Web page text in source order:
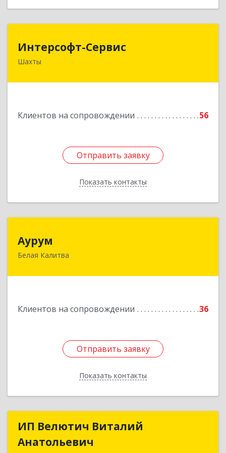
Интерсофт-Сервис
Шахты
Клиентов на сопровождении 56
Отправить заявку
Показать контакты
346480, Ростовская обл, Шахты г, Советская ул,
Отправить заявку
Назад
Аурум
Белая Калитва
Клиентов на сопровождении 36
Отправить заявку
Показать контакты
347044, Ростовская обл, Белокалитвинский р-н,
Отправить заявку
Назад
ИП Велютич Виталий
Анатольевич
ИП Велютич Виталий